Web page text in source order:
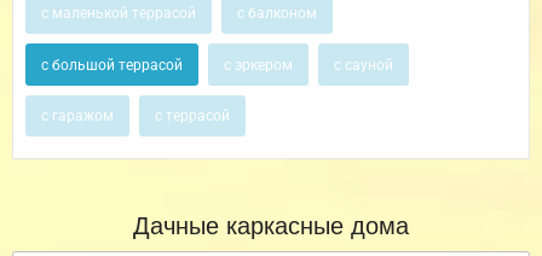
с маленькой террасой с балконом
с большой террасой с эркером с сауной
с гаражом с террасой
Дачные каркасные дома